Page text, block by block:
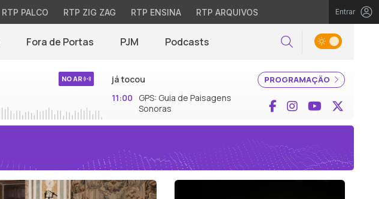
RTP PALCO RTP ZIG ZAG RTP ENSINA RTP ARQUIVOS Entrar
Fora de Portas PJM Podcasts Pesquisar
NO AR PROGRAMAÇÃO
já tocou
11:00
GPS: Guia de Paisagens
Sonoras
Facebook
InstagramYouTube